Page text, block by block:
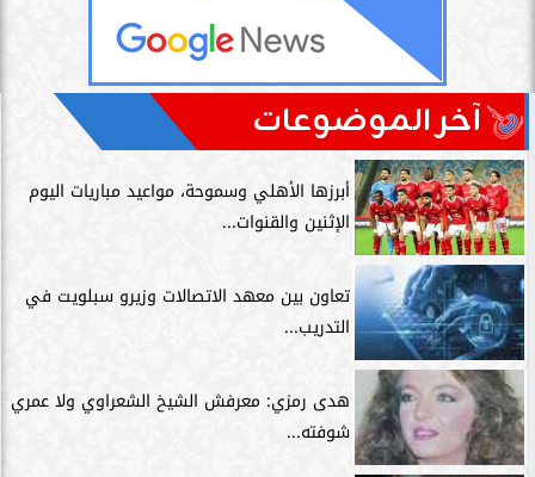
آخر الموضوعات
أبرزها الأهلي وسموحة، مواعيد مباريات اليوم
الإثنين والقنوات...
تعاون بين معهد الاتصالات وزيرو سبلويت في
التدريب...
هدى رمزي: معرفش الشيخ الشعراوي ولا عمري
شوفته...